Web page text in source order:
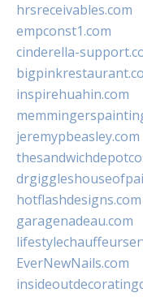
hrsreceivables.com
empconst1.com
cinderella-
inspirehuahin.com
jeremypbeasley.com
hotflashdesigns.com
garagenadeau.com
EverNewNails.com